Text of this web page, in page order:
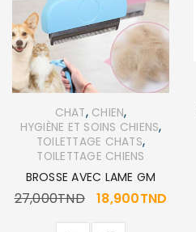
CHAT, CHIEN,
HYGIÈNE ET SOINS CHIENS,
TOILETTAGE CHATS,
TOILETTAGE CHIENS
BROSSE AVEC LAME GM
27,000TND 18,900TND